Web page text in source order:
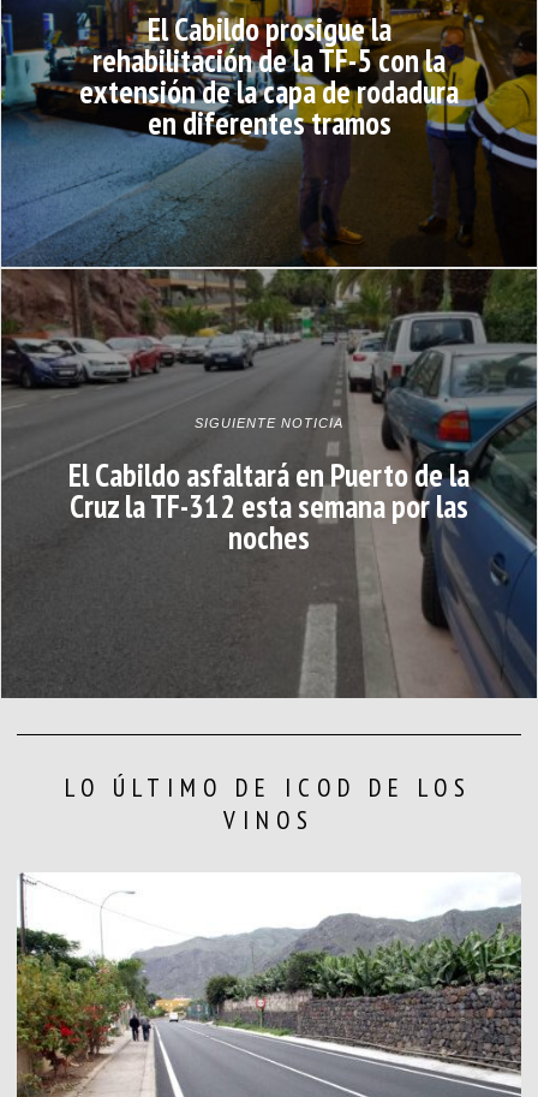
El Cabildo prosigue la
rehabilitación de la TF-5 con la
extensión de la capa de rodadura
en diferentes tramos
SIGUIENTE NOTICIA
El Cabildo asfaltará en Puerto de la
Cruz la TF-312 esta semana por las
noches
LO ÚLTIMO DE ICOD DE LOS
VINOS